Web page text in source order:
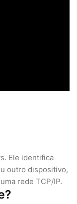
Ele identifica
outro dispositivo,
rede TCP/IP.